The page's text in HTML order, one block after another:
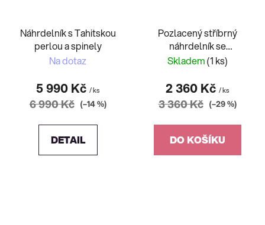
Náhrdelník s Tahitskou
perlou a spinely
Na dotaz
5 990 Kč / ks
6 990 Kč (–14 %)
DETAIL
Pozlacený stříbrný
náhrdelník se
sladkovodní perlou
Skladem(1 ks)
2 360 Kč / ks
3 360 Kč (–29 %)
DO KOŠÍKU